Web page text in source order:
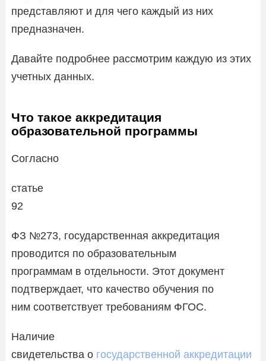
представляют и для чего каждый из них
предназначен.
Давайте подробнее рассмотрим каждую из этих
учетных данных.
Что такое аккредитация
образовательной программы
Согласно
статье
92
ФЗ №273, государственная аккредитация
проводится по образовательным
программам в отдельности. Этот документ
подтверждает, что качество обучения по
ним соответствует требованиям ФГОС.
Наличие
свидетельства о государственной аккредитации